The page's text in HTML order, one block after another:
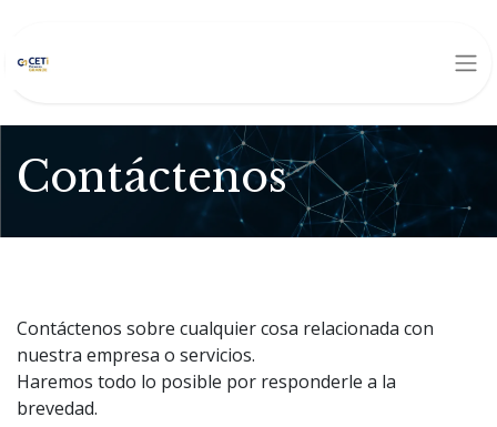
Contáctenos
Contáctenos sobre cualquier cosa relacionada con
nuestra empresa o servicios.
Haremos todo lo posible por responderle a la
brevedad.